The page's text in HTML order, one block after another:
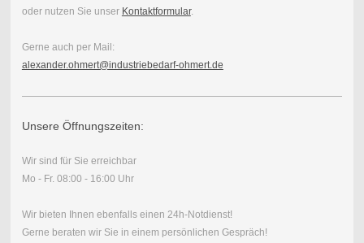
oder nutzen Sie unser Kontaktformular.
Gerne auch per Mail:
alexander.ohmert@industriebedarf-ohmert.de
Unsere Öffnungszeiten:
Wir sind für Sie erreichbar
Mo - Fr. 08:00 - 16:00 Uhr
Wir bieten Ihnen ebenfalls einen 24h-Notdienst!
Gerne beraten wir Sie in einem persönlichen Gespräch!